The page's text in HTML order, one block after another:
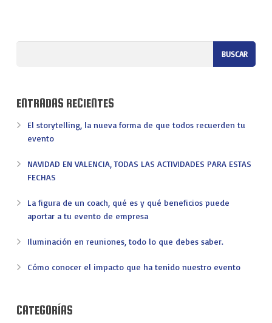
ENTRADAS RECIENTES
El storytelling, la nueva forma de que todos recuerden tu
evento
NAVIDAD EN VALENCIA, TODAS LAS ACTIVIDADES PARA ESTAS
FECHAS
La figura de un coach, qué es y qué beneficios puede
aportar a tu evento de empresa
Iluminación en reuniones, todo lo que debes saber.
Cómo conocer el impacto que ha tenido nuestro evento
CATEGORÍAS